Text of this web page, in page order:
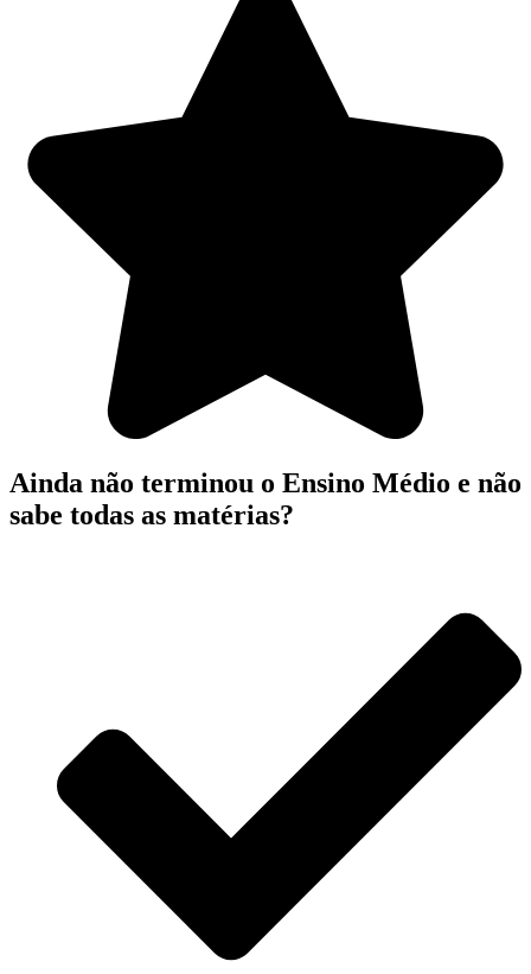
Ainda não terminou o Ensino Médio e não
sabe todas as matérias?